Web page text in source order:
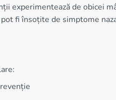
experimentează de obicei
fi însoțite de simptome